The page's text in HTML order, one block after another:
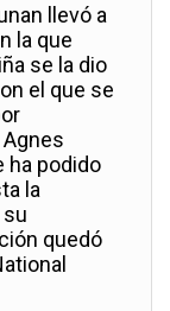
llevó a
la que
se la dio
el que se
ha podido
la
quedó